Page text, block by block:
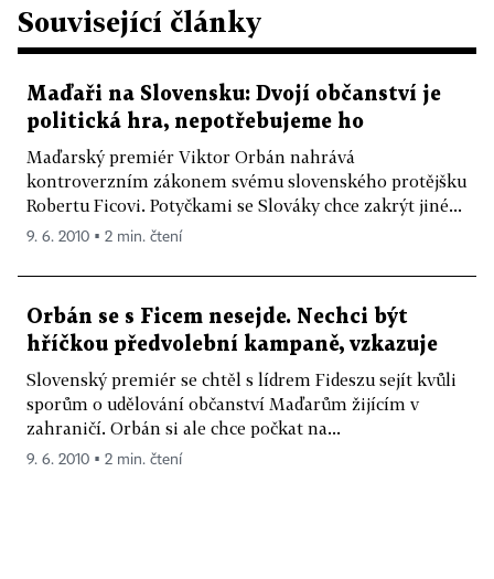
Související články
Maďaři na Slovensku: Dvojí občanství je
politická hra, nepotřebujeme ho
Maďarský premiér Viktor Orbán nahrává
kontroverzním zákonem svému slovenského protějšku
Robertu Ficovi. Potyčkami se Slováky chce zakrýt jiné...
9. 6. 2010 ▪ 2 min. čtení
Orbán se s Ficem nesejde. Nechci být
hříčkou předvolební kampaně, vzkazuje
Slovenský premiér se chtěl s lídrem Fideszu sejít kvůli
sporům o udělování občanství Maďarům žijícím v
zahraničí. Orbán si ale chce počkat na...
9. 6. 2010 ▪ 2 min. čtení